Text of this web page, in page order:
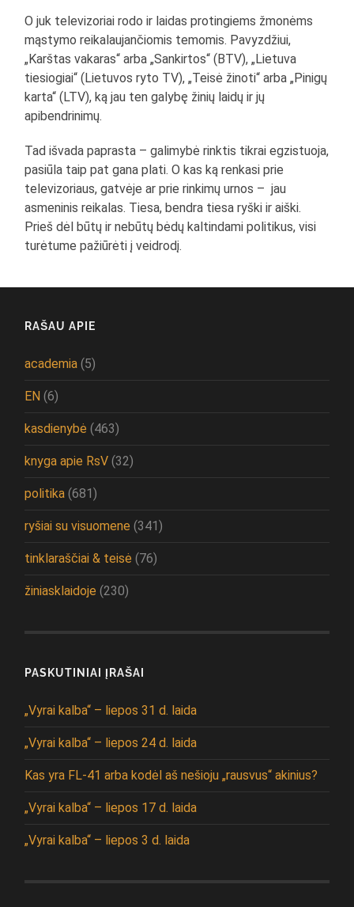
O juk televizoriai rodo ir laidas protingiems žmonėms
mąstymo reikalaujančiomis temomis. Pavyzdžiui,
„Karštas vakaras“ arba „Sankirtos“ (BTV), „Lietuva
tiesiogiai“ (Lietuvos ryto TV), „Teisė žinoti“ arba „Pinigų
karta“ (LTV), ką jau ten galybę žinių laidų ir jų
apibendrinimų.
Tad išvada paprasta – galimybė rinktis tikrai egzistuoja,
pasiūla taip pat gana plati. O kas ką renkasi prie
televizoriaus, gatvėje ar prie rinkimų urnos – jau
asmeninis reikalas. Tiesa, bendra tiesa ryški ir aiški.
Prieš dėl būtų ir nebūtų bėdų kaltindami politikus, visi
turėtume pažiūrėti į veidrodį.
RAŠAU APIE
academia (5)
EN (6)
kasdienybė (463)
knyga apie RsV (32)
politika (681)
ryšiai su visuomene (341)
tinklaraščiai & teisė (76)
žiniasklaidoje (230)
PASKUTINIAI ĮRAŠAI
„Vyrai kalba“ – liepos 31 d. laida
„Vyrai kalba“ – liepos 24 d. laida
Kas yra FL-41 arba kodėl aš nešioju „rausvus“ akinius?
„Vyrai kalba“ – liepos 17 d. laida
„Vyrai kalba“ – liepos 3 d. laida